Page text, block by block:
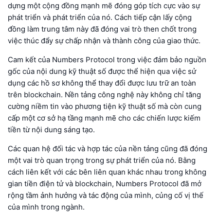
dựng một cộng đồng mạnh mẽ đóng góp tích cực vào sự
phát triển và phát triển của nó. Cách tiếp cận lấy cộng
đồng làm trung tâm này đã đóng vai trò then chốt trong
việc thúc đẩy sự chấp nhận và thành công của giao thức.
Cam kết của Numbers Protocol trong việc đảm bảo nguồn
gốc của nội dung kỹ thuật số được thể hiện qua việc sử
dụng các hồ sơ không thể thay đổi được lưu trữ an toàn
trên blockchain. Nền tảng công nghệ này không chỉ tăng
cường niềm tin vào phương tiện kỹ thuật số mà còn cung
cấp một cơ sở hạ tầng mạnh mẽ cho các chiến lược kiếm
tiền từ nội dung sáng tạo.
Các quan hệ đối tác và hợp tác của nền tảng cũng đã đóng
một vai trò quan trọng trong sự phát triển của nó. Bằng
cách liên kết với các bên liên quan khác nhau trong không
gian tiền điện tử và blockchain, Numbers Protocol đã mở
rộng tầm ảnh hưởng và tác động của mình, củng cố vị thế
của mình trong ngành.